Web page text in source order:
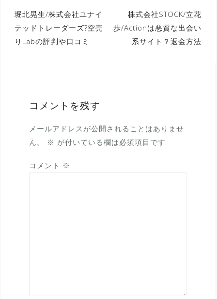
投
稿
ナ
堀北晃生/株式会社ユナイ
テッドトレーダーズ?空売
りLabの評判や口コミ
株式会社STOCK/立花
歩/Actionは悪質な出会い
系サイト？返金方法
コメントを残す
メールアドレスが公開されることはありませ
ん。
※ が付いている欄は必須項目です
コメント ※